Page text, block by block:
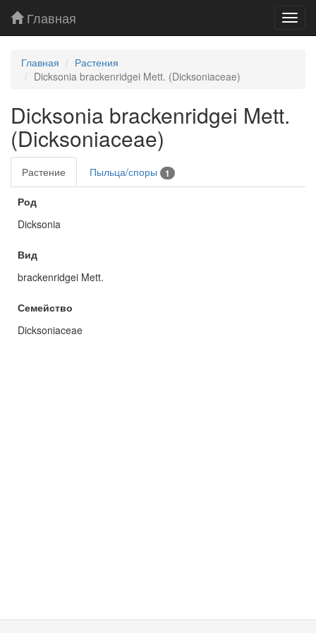
Главная
Главная
Растения
Dicksonia brackenridgei Mett. (Dicksoniaceae)
Dicksonia brackenridgei Mett.
(Dicksoniaceae)
Растение Пыльца/споры 1
Род
Dicksonia
Вид
brackenridgei Mett.
Семейство
Dicksoniaceae